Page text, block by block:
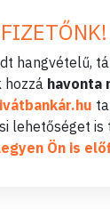
hangvételű,
hozzá havonta
lehetőséget is
Ön is